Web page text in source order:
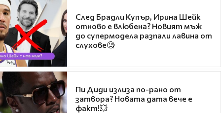
След Брадли Купър, Ирина Шейк
отново е влюбена? Новият мъж
до супермодела разпали лавина от
слухове🧐
Пи Диди излиза по-рано от
затвора? Новата дата вече е
факт!💥